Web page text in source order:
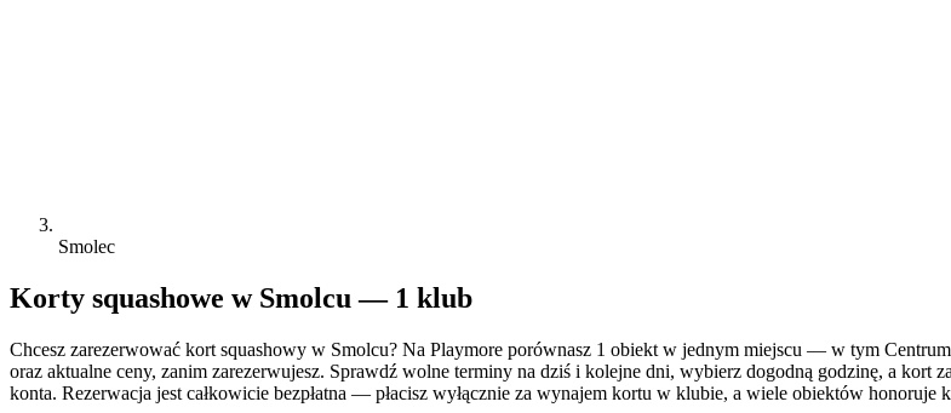
Smolec
Korty squashowe w Smolcu — 1 klub
Chcesz zarezerwować kort squashowy w Smolcu? Na Playmore porównasz 1 obiekt w jednym miejscu — w tym
oraz aktualne ceny, zanim zarezerwujesz. Sprawdź wolne terminy na dziś i kolejne dni, wybierz dogodną godzinę, a kort
konta. Rezerwacja jest całkowicie bezpłatna — płacisz wyłącznie za wynajem kortu w klubie, a wiele obiektów